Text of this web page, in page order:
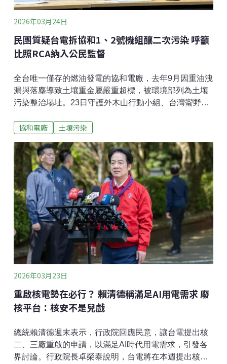
2026年03月24日
民團質疑台電拆協和1、2號機組釀二次污染 呼籲
比照RCA納入公民監督
全台唯一僅存的燃油發電的協和電廠，去年9月因重油洩
漏與落塵導致土壤重金屬嚴重超標，被環境部列為土壤
污染整治場址。23日守護外木山行動小組、台灣蠻野心
台電企圖以「應變必要措施」之名規避法定整治程序，
呼籲公開土污資訊並納入公民監督，接受社會檢視。民
團質疑邊整治、邊開發 台電：拆1、2號機是要移除殘留
污染位於基隆的協和電廠長期因燃燒重油所產生的落塵
與管線漏油，土壤含有重金屬、總石油碳氫化合物
（TPH），污染值超標。台電提出「應變必要措施計
畫」，不過民團認為台電是以「偷吃步」的應變計畫實
際趕工開發，邊營運邊拆建物，會讓工安事故及二度污
染的風險提高。
協和電廠 土壤污染
2026年03月23日
重啟核電勢在必行？ 賴清德稱滿足AI用電需求 廢
核平台：核安不是兒戲
總統賴清德週末表示，行政院回應民意，讓台電提出核
二、三廠重啟的申請，以滿足AI時代用電需求，引發各
界討論。行政院長卓榮泰說明，台電將在本週提出核三